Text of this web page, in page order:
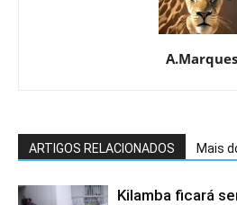
A.Marques
ARTIGOS RELACIONADOS Mais
Kilamba ficará